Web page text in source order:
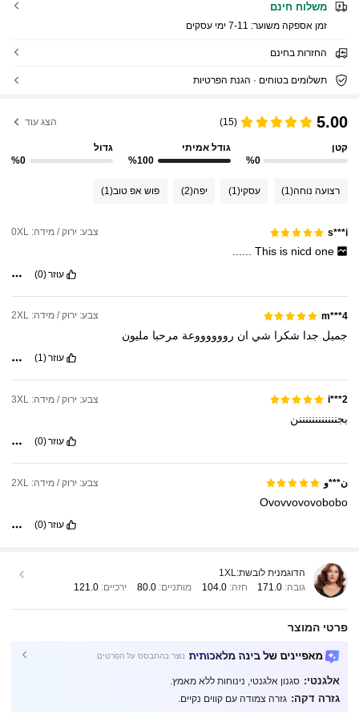
משלוח חינם
זמן אספקה ​​משוער: 7-11 ימי עסקים
החזרות בחינם
תשלומים בטוחים · הגנת הפרטיות
5.00
(15) הצג עוד
קטן
%0
גודל אמיתי
%100
גדול
%0
רצועה נוחה(1) עסקי(1) יפה(2) פוש אפ טוב(1)
s***i צבע: ירוק / מידה: 0XL
This is nicdone
......
עוזר(0)
m***4 צבע: ירוק / מידה: 2XL
جميل جدا شكرا شي ان رووووووعة مرحبا مليون
עוזר(1)
i***2 צבע: ירוק / מידה: 3XL
بجننننننننننننن
עוזר(0)
ن***و צבע: ירוק / מידה: 2XL
Ovovvovovobobo
עוזר(0)
הדוגמנית לובשת:1XL
גובה: 171.0 חזה:104.0 מותניים: 80.0 ירכיים: 121.0
פרטי המוצר
מאפיינים של בינה מלאכותית נוצר בהתבסס על הפרטים
אלגנטי: סגנון אלגנטי, נינוחות ללא מאמץ.
גזרה דקה: גזרה צמודה עם קווים נקיים.